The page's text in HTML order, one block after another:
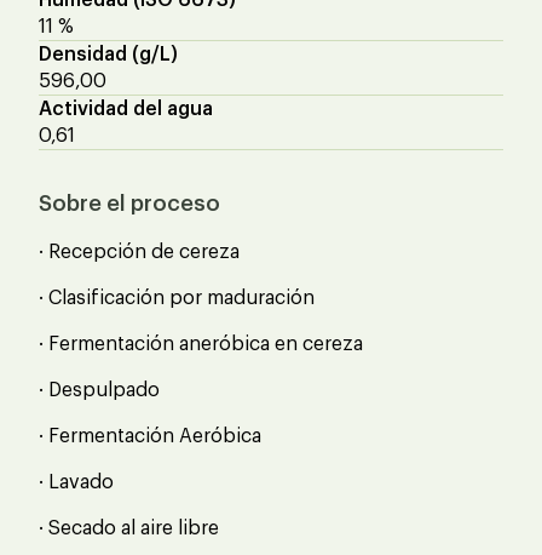
11 %
Densidad (g/L)
596,00
Actividad del agua
0,61
Sobre el proceso
· Recepción de cereza
· Clasificación por maduración
· Fermentación aneróbica en cereza
· Despulpado
· Fermentación Aeróbica
· Lavado
· Secado al aire libre